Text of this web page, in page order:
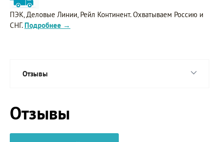
ПЭК, Деловые Линии, Рейл Континент. Охватываем Россию и
СНГ. Подробнее →
Отзывы
Отзывы